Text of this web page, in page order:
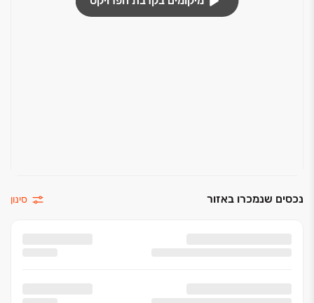
נכסים שנמכרו באזור סינון